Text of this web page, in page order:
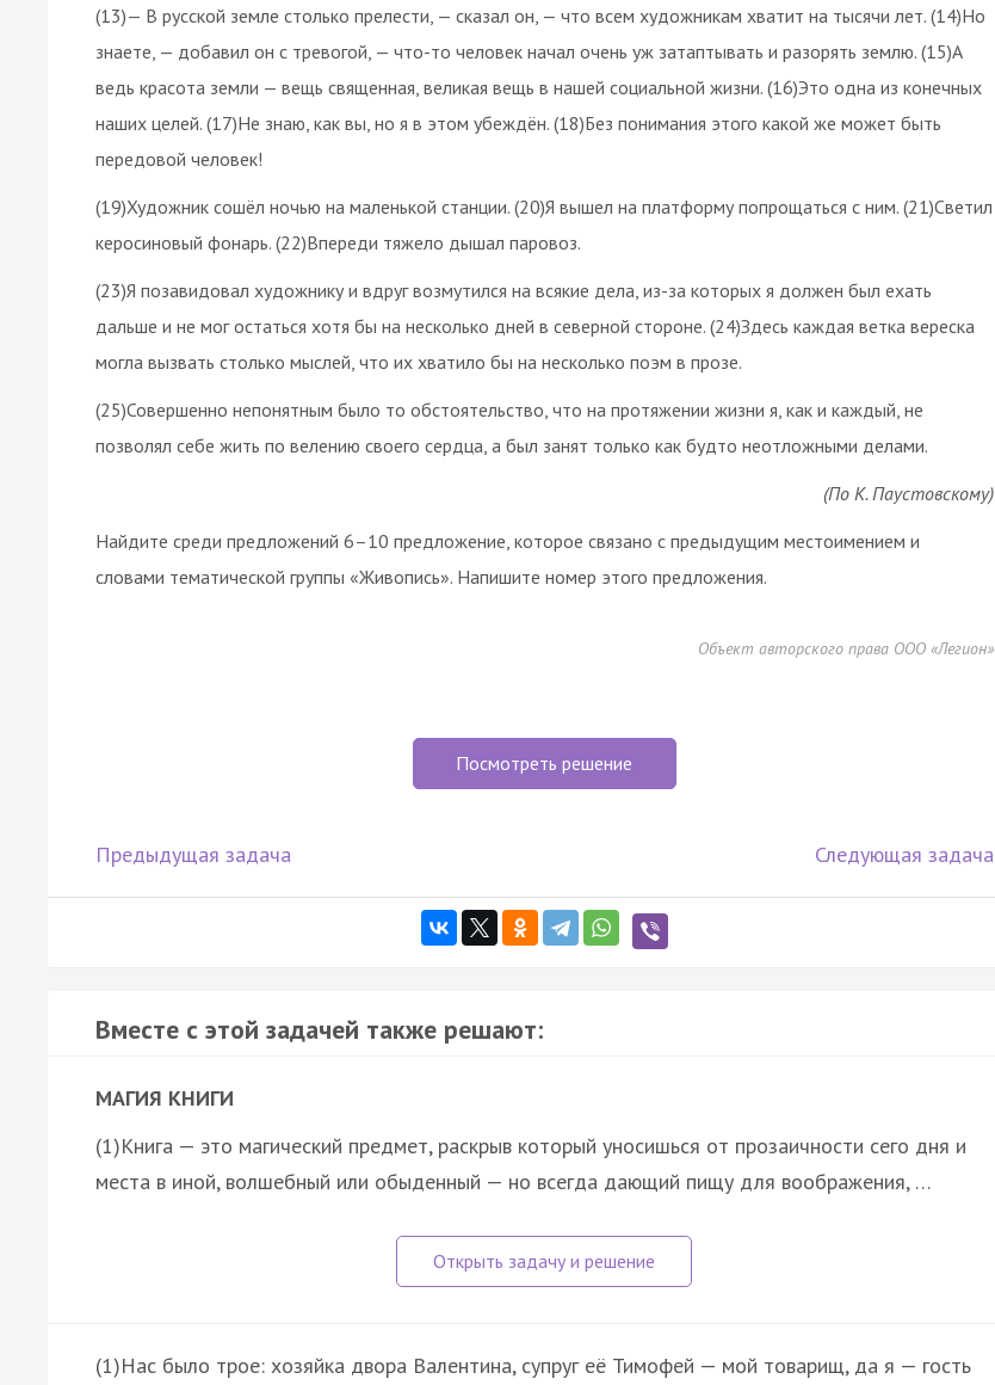
(13)— В русской земле столько прелести, — сказал он, — что всем художникам хватит на тысячи лет. (14)Но
знаете, — добавил он с тревогой, — что-то человек начал очень уж затаптывать и разорять землю. (15)А
ведь красота земли — вещь священная, великая вещь в нашей социальной жизни. (16)Это одна из конечных
наших целей. (17)Не знаю, как вы, но я в этом убеждён. (18)Без понимания этого какой же может быть
передовой человек!
(19)Художник сошёл ночью на маленькой станции. (20)Я вышел на платформу попрощаться с ним. (21)Светил
керосиновый фонарь. (22)Впереди тяжело дышал паровоз.
(23)Я позавидовал художнику и вдруг возмутился на всякие дела, из-за которых я должен был ехать
дальше и не мог остаться хотя бы на несколько дней в северной стороне. (24)Здесь каждая ветка вереска
могла вызвать столько мыслей, что их хватило бы на несколько поэм в прозе.
(25)Совершенно непонятным было то обстоятельство, что на протяжении жизни я, как и каждый, не
позволял себе жить по велению своего сердца, а был занят только как будто неотложными делами.
(По К. Паустовскому)
Найдите среди предложений 6–10 предложение, которое связано с предыдущим местоимением и
словами тематической группы «Живопись». Напишите номер этого предложения.
Объект авторского права ООО «Легион»
Посмотреть решение
Предыдущая задача Следующая задача
Вместе с этой задачей также решают:
МАГИЯ КНИГИ
(1)Книга — это магический предмет, раскрыв который уносишься от прозаичности сего дня и
места в иной, волшебный или обыденный — но всегда дающий пищу для воображения, …
(1)Нас было трое: хозяйка двора Валентина, супруг её Тимофей — мой товарищ, да я — гость